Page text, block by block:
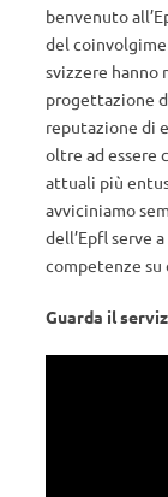
benvenuto
del
svizzere hanno
progettazione
reputazione di
oltre ad essere
attuali più
avviciniamo
dell’Epfl serve
competenze su
Guarda il